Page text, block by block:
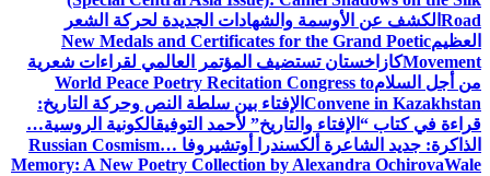
Road الكشف عن الأوسمة والشهادات الجديدة لحركة الشعر
العظيمNew Medals and Certificates for the Grand Poetic
Movementكازاخستان تستضيف المؤتمر العالمي لقراءات شعرية
من أجل السلامWorld Peace Poetry Recitation Congress to
Convene in Kazakhstan الإفتاء بين سلطة النص وحركة التاريخ:
قراءة في كتاب “الإفتاء والتاريخ” لأحمد التوفيقالكونية الروسية…
الذاكرة: جديد الشاعرة ألكسندرا أوتشيروفا Russian Cosmism…
Memory: A New Poetry Collection by Alexandra OchirovaWale